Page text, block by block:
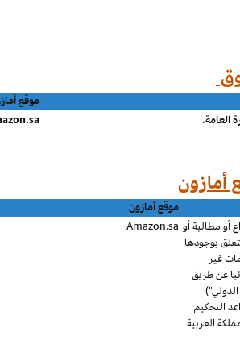
موقع
العامة.
موقع أمازون
أو مطالبة أو
بوجودها
غير
عن طريق
التحكيم
العربية
Amazon.sa